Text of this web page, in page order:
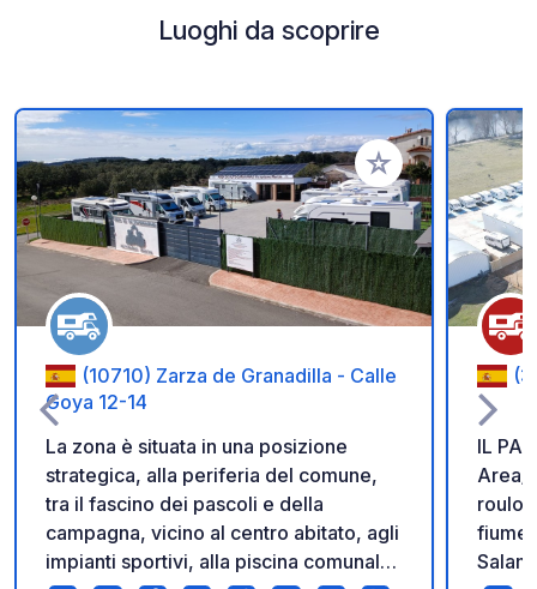
Luoghi da scoprire
Aggiungi ai tuoi
(10710) Zarza de Granadilla - Calle
Goya 12-14
La zona è situata in una posizione
strategica, alla periferia del comune,
tra il fascino dei pascoli e della
campagna, vicino al centro abitato, agli
impianti sportivi, alla piscina comunale,
IL
Area/
fiume